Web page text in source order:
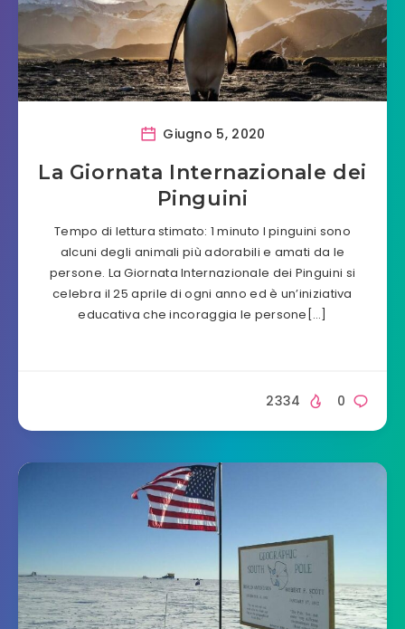
Giugno 5, 2020
La Giornata Internazionale dei
Pinguini
Tempo di lettura stimato: 1 minuto I pinguini sono
alcuni degli animali più adorabili e amati da le
persone. La Giornata Internazionale dei Pinguini si
celebra il 25 aprile di ogni anno ed è un’iniziativa
educativa che incoraggia le persone[…]
0
2334